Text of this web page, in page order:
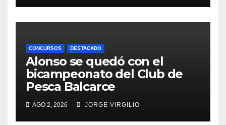
CONCURSOS DESTACADO
Alonso se quedó con el
bicampeonato del Club de
Pesca Balcarce
AGO 2, 2026 JORGE VIRGILIO